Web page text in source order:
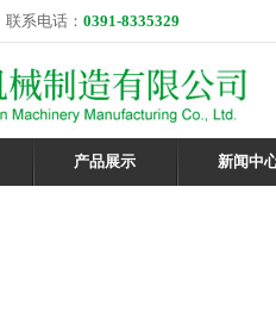
系电话： 0391-8335329
产品展示 新闻中